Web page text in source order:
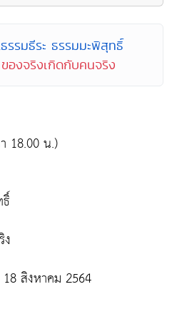
รรมธีระ ธรรมมะพิสุทธิ์
งจริงเกิดกับคนจริง
18.00 น.)
สิงหาคม 2564